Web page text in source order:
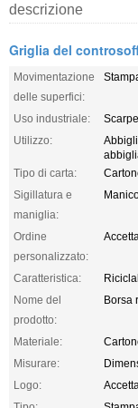
descrizione
Griglia del
Movimentazione
delle superfici:
Uso industriale:
Utilizzo:
Tipo di carta:
Sigillatura e
maniglia:
Ordine
personalizzato:
Caratteristica:
Nome del
prodotto:
Borsa
Materiale:
Misurare:
Logo: